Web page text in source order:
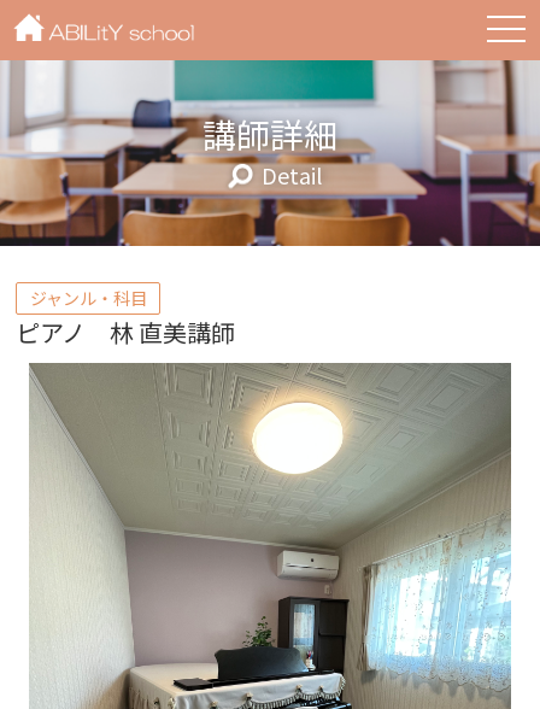
講師詳細
Detail
ジャンル・科目
ピアノ 林 直美講師